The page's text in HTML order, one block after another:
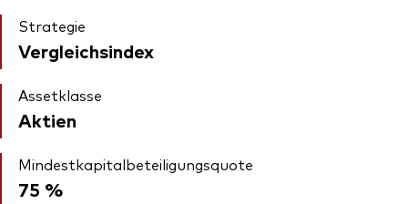
Strategie
Vergleichsindex
Assetklasse
Aktien
Mindestkapitalbeteiligungsquote
75 %